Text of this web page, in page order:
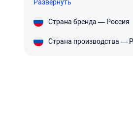
Развернуть
Страна бренда — Россия
Страна производства —